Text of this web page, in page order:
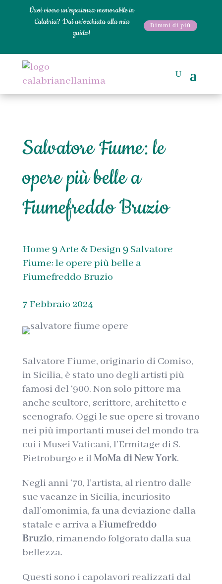
Vuoi vivere un'esperienza memorabile in
Calabria? Dai un'occhiata alla mia
guida!
Dimmi di più
Salvatore Fiume: le
opere più belle a
Fiumefreddo Bruzio
Home 9 Arte & Design9 Salvatore
Fiume: le opere più belle a
Fiumefreddo Bruzio
7 Febbraio 2024
Salvatore Fiume, originario di Comiso,
in Sicilia, è stato uno degli artisti più
famosi del ‘900. Non solo pittore ma
anche scultore, scrittore, architetto e
scenografo. Oggi le sue opere si trovano
nei più importanti musei del mondo tra
cui i Musei Vaticani, l’Ermitage di S.
Pietroburgo e ilMoMa di New York.
Negli anni ’70, l’artista, al rientro dalle
sue vacanze in Sicilia, incuriosito
dall’omonimia, fa una deviazione dalla
statale e arriva aFiumefreddo
Bruzio, rimanendo folgorato dalla sua
bellezza.
Questi sono i capolavori realizzati dal